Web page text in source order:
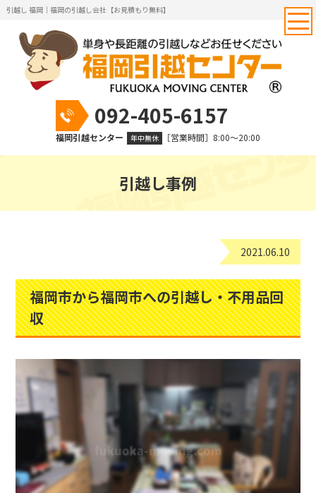
引越し 福岡｜福岡の引越し会社【お見積もり無料】
092-405-6157
福岡引越センター 年中無休 ［営業時間］8:00～20:00
引越し事例
2021.06.10
福岡市から福岡市への引越し・不用品回
収